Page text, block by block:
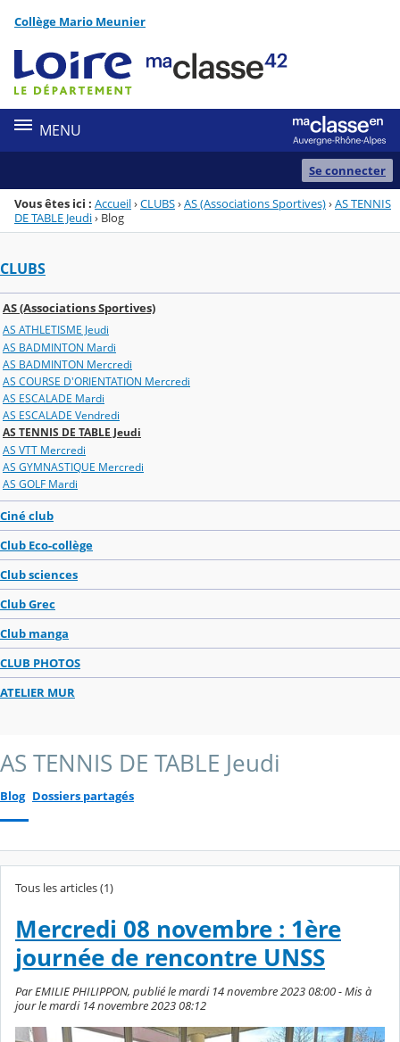
Menu de la rubrique
Contenu
Collège Mario Meunier
MENU
Se connecter
Vous êtes ici : Accueil›CLUBS›AS (Associations Sportives)›AS TENNIS
DE TABLE Jeudi› Blog
CLUBS
AS (Associations Sportives)
AS ATHLETISME Jeudi
AS BADMINTON Mardi
AS BADMINTON Mercredi
AS COURSE D'ORIENTATION Mercredi
AS ESCALADE Mardi
AS ESCALADE Vendredi
AS TENNIS DE TABLE Jeudi
AS VTT Mercredi
AS GYMNASTIQUE Mercredi
AS GOLF Mardi
Ciné club
Club Eco-collège
Club sciences
Club Grec
Club manga
CLUB PHOTOS
ATELIER MUR
AS TENNIS DE TABLE Jeudi
Blog Dossiers partagés
Tous les articles (1)
Mercredi 08 novembre : 1ère
journée de rencontre UNSS
Par EMILIE PHILIPPON, publié le mardi 14 novembre 2023 08:00 - Mis à
jour le mardi 14 novembre 2023 08:12